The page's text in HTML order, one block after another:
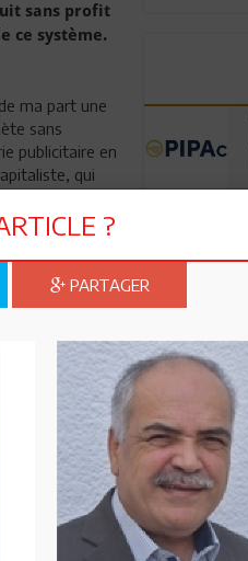
sans profit
ce système.
ma part une
sans
publicitaire en
qui
dans son
point
d’or du
que jamais.
?
PARTAGER